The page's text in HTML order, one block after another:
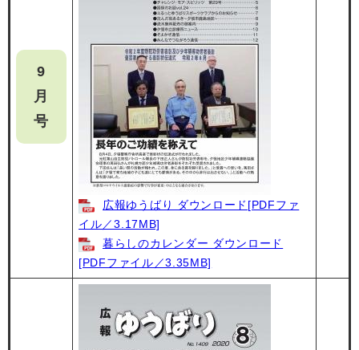
9
月
号
広報ゆうばり ダウンロード[PDFファ
イル／3.17MB]
暮らしのカレンダー ダウンロード
[PDFファイル／3.35MB]